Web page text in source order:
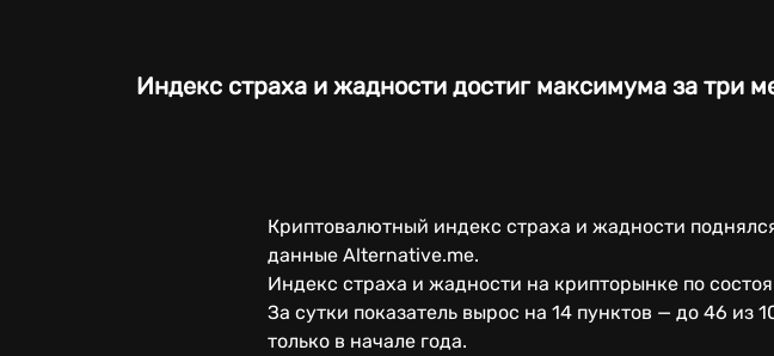
Индекс страха и жадности достиг максимума за три
Криптовалютный индекс страха и жадности
данные Alternative.me.
Индекс страха и жадности на крипторынке по
За сутки показатель вырос на 14 пунктов — до 46
только в начале года.